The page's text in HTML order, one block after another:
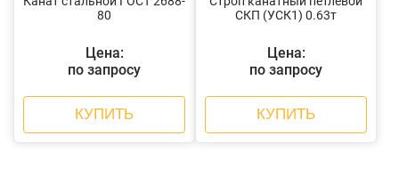
80
Цена:
по запросу
КУПИТЬ
СКП (УСК1) 0.63т
Цена:
по запросу
КУПИТЬ